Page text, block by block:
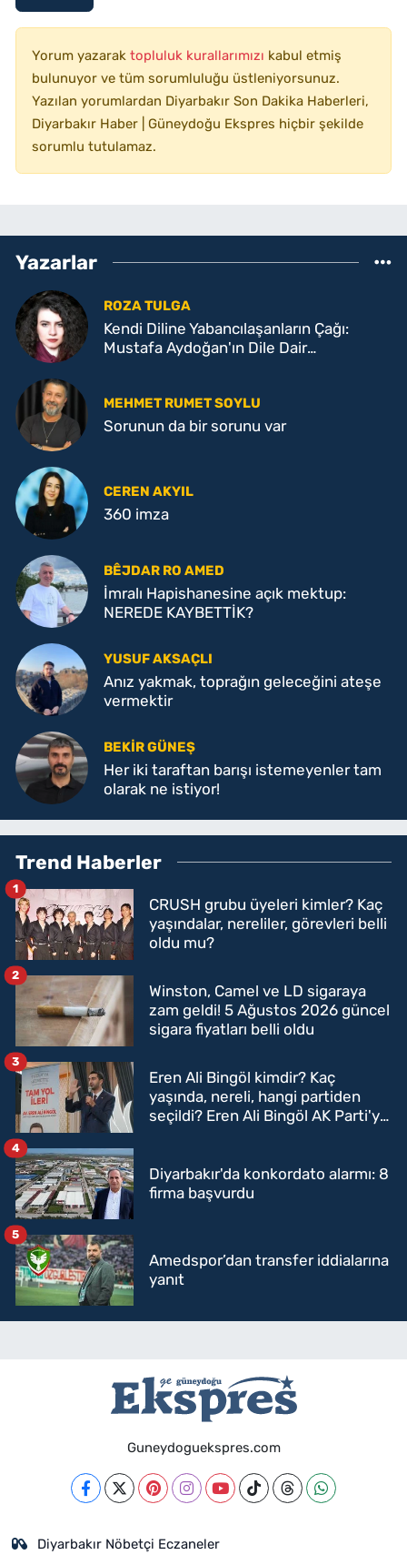
Yorum yazarak topluluk kurallarımızı kabul etmiş
bulunuyor ve tüm sorumluluğu üstleniyorsunuz.
Yazılan yorumlardan Diyarbakır Son Dakika Haberleri,
Diyarbakır Haber | Güneydoğu Ekspres hiçbir şekilde
sorumlu tutulamaz.
Yazarlar
ROZA TULGA
Kendi Diline Yabancılaşanların Çağı:
Mustafa Aydoğan'ın Dile Dair
MEHMET RUMET SOYLU
Sorunun da bir sorunu var
CEREN AKYIL
360 imza
BÊJDAR RO AMED
İmralı Hapishanesine açık mektup:
NEREDE KAYBETTİK?
YUSUF AKSAÇLI
Anız yakmak, toprağın geleceğini ateşe
vermektir
BEKIR GÜNEŞ
Her iki taraftan barışı istemeyenler tam
olarak ne istiyor!
Trend Haberler
CRUSH grubu üyeleri kimler? Kaç
yaşındalar, nereliler, görevleri belli
oldu mu?
1
Winston, Camel ve LD sigaraya
zam geldi! 5 Ağustos 2026 güncel
sigara fiyatları belli oldu
2
Eren Ali Bingöl kimdir? Kaç
yaşında, nereli, hangi partiden
seçildi? Eren Ali Bingöl AK Parti'ye
3
Diyarbakır'da konkordato alarmı: 8
firma başvurdu
4
Amedspor’dan transfer iddialarına
yanıt
5
Guneydoguekspres.com
Diyarbakır Nöbetçi Eczaneler